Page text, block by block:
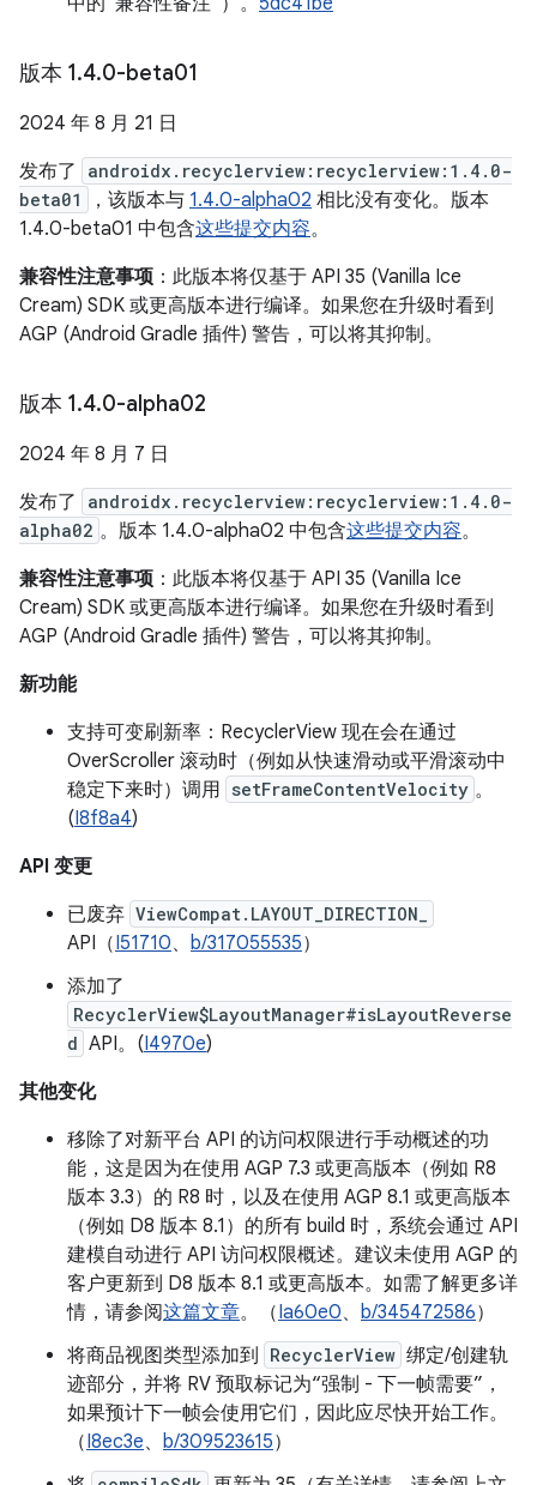
版本 1.4.0-beta01
2024 年 8 月 21 日
发布了
androidx.recyclerview:recyclerview:1.4.0-
beta01
，该版本与 1.4.0-alpha02 相比没有变化。版本
1.4.0-beta01 中包含这些提交内容。
兼容性注意事项 ：此版本将仅基于 API 35 (Vanilla Ice
Cream) SDK 或更高版本进行编译。如果您在升级时看到
AGP (Android Gradle 插件) 警告，可以将其抑制。
版本 1.4.0-alpha02
2024 年 8 月 7 日
发布了
androidx.recyclerview:recyclerview:1.4.0-
alpha02 。版本 1.4.0-alpha02 中包含这些提交内容。
兼容性注意事项 ：此版本将仅基于 API 35 (Vanilla Ice
Cream) SDK 或更高版本进行编译。如果您在升级时看到
AGP (Android Gradle 插件) 警告，可以将其抑制。
新功能
支持可变刷新率：RecyclerView 现在会在通过
OverScroller 滚动时（例如从快速滑动或平滑滚动中
稳定下来时）调用 setFrameContentVelocity 。
(I8f8a4)
API 变更
已废弃 ViewCompat.LAYOUT_DIRECTION_
API（I51710、 b/317055535）
添加了
RecyclerView$LayoutManager#isLayoutReverse
d API。(I4970e)
其他变化
移除了对新平台 API 的访问权限进行手动概述的功
能，这是因为在使用 AGP 7.3 或更高版本（例如 R8
版本 3.3）的 R8 时，以及在使用 AGP 8.1 或更高版本
（例如 D8 版本 8.1）的所有 build 时，系统会通过 API
建模自动进行 API 访问权限概述。建议未使用 AGP 的
客户更新到 D8 版本 8.1 或更高版本。如需了解更多详
情，请参阅这篇文章。（Ia60e0、 b/345472586）
将商品视图类型添加到
RecyclerView 绑定/创建轨
迹部分，并将 RV 预取标记为“强制 - 下一帧需要”，
如果预计下一帧会使用它们，因此应尽快开始工作。
（I8ec3e、 b/309523615）